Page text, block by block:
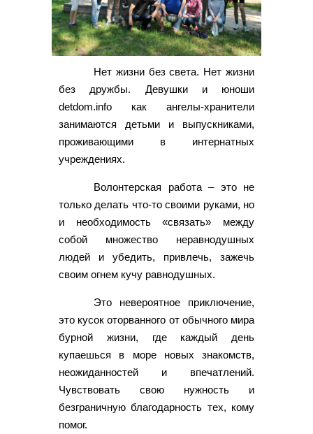
Нет жизни без света. Нет жизни
без дружбы. Девушки и юноши
detdom.info как ангелы-хранители
занимаются детьми и выпускниками,
проживающими в интернатных
учреждениях.
Волонтерская работа – это не
только делать что-то своими руками, но
и необходимость «связать» между
собой множество неравнодушных
людей и убедить, привлечь, зажечь
своим огнем кучу равнодушных.
Это невероятное приключение,
это кусок оторванного от обычного мира
бурной жизни, где каждый день
купаешься в море новых знакомств,
неожиданностей и впечатлений.
Чувствовать свою нужность и
безграничную благодарность тех, кому
помог.